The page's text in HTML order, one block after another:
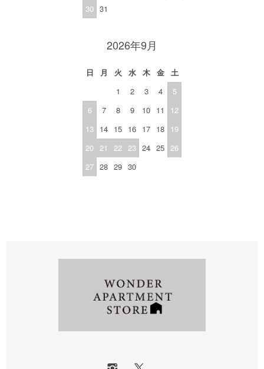
30 31
2026年9月
日 月 火 水 木 金
土
1
2 3 4
5
6
7 8 9 10 11
12
13
14 15 16 17 18
19
20 21 22 23 24 25 26
27 28 29 30